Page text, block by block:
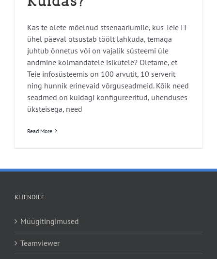
Kas te olete mõelnud stsenaariumile, kus Teie IT
ühel päeval otsustab töölt lahkuda, temaga
juhtub õnnetus või on vajalik süsteemi üle
andmine kolmandatele isikutele? Oletame, et
Teie infosüsteemis on 100 arvutit, 10 serverit
ning hunnik erinevaid võrguseadmeid. Kõik need
seadmed on kuidagi konfigureeritud, ühenduses
üksteisega, need
Read More
KLIENDILE
Müügitingimused
Teamviewer